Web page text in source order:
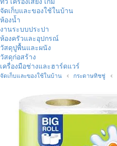
ทีวี เครื่องเสียง เกม
จัดเก็บและของใช้ในบ้าน
ห้องน้ำ
งานระบบประปา
ห้องครัวและอุปกรณ์
วัสดุปูพื้นและผนัง
วัสดุก่อสร้าง
เครื่องมือช่างและฮาร์ดแวร์
จัดเก็บและของใช้ในบ้าน กระดาษทิชชู่